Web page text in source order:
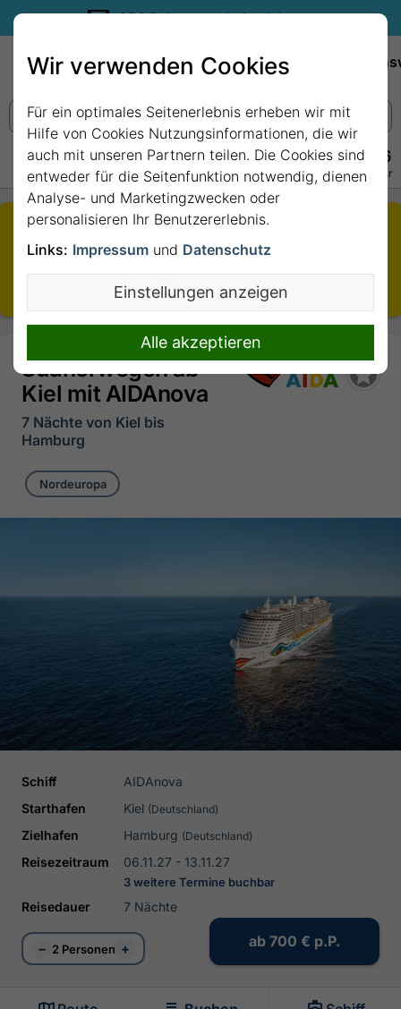
35€ Reisegutschein sichern.
Empfehlungen Reiseziele Reedereien
+49 228 3875 7256
Persönlich · Kostenlos · Täglich 08–22 Uhr
Die von Ihnen aufgerufene Kreuzfahrt ist nicht mehr
buchbar.
Sie wurden daher auf den aktuellsten Termin
weitergeleitet.
Südnorwegen ab
Kiel mit AIDAnova
7 Nächte von Kiel bis
Hamburg
Nordeuropa
Schiff
AIDAnova
Starthafen
Kiel (Deutschland)
Zielhafen Hamburg (Deutschland)
Reisezeitraum 06.11.27 - 13.11.27
3 weitere Termine buchbar
Reisedauer 7 Nächte
− 2 Personen + ab 700 € p.P.
Wir verwenden Cookies
Für ein optimales Seitenerlebnis erheben wir mit
Hilfe von Cookies Nutzungsinformationen, die wir
auch mit unseren Partnern teilen. Die Cookies sind
entweder für die Seitenfunktion notwendig, dienen
Analyse- und Marketingzwecken oder
personalisieren Ihr Benutzererlebnis.
Links: Impressum und Datenschutz
Einstellungen anzeigen
Alle akzeptieren